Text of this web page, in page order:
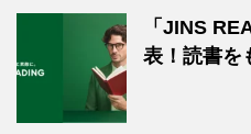
「JINS
表！読書を